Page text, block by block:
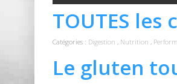
TOUTES
Catégories : Digestion , Nutrition ,
Le gluten